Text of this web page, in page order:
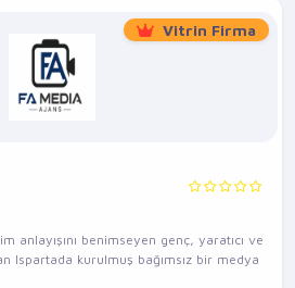
Vitrin Firma
anlayışını benimseyen genç, yaratıcı ve
Ispartada kurulmuş bağımsız bir medya